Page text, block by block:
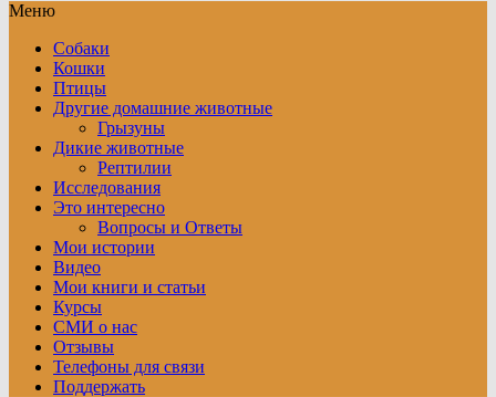
Меню
Собаки
Кошки
Птицы
Другие домашние животные
Грызуны
Дикие животные
Рептилии
Исследования
Это интересно
Вопросы и Ответы
Мои истории
Видео
Мои книги и статьи
Курсы
СМИ о нас
Отзывы
Телефоны для связи
Поддержать